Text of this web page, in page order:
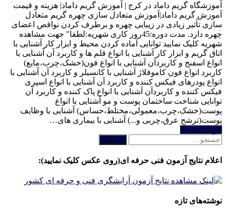
آموزشگاه گریم داماد در کرج | آموزش گریم داماد| هزینه و قیمت
آموزش گریم داماد|آموزش متعادل سازی چهره گریم متعادل
سازی تأثیر زیادی در زیبایی چهره و برطرف کردن نواقص اعضای
چهره دارد. مدت دوره:45روز کاری شهریه:لطفا" جهت مشاهده
شهریه کلیک نمایید توانایی آماده کردن محیط و ابزار کار آشنایی با
اتاق گریم و ابزار کار آشنایی با انواع قلم ها و کاربرد آن آشنایی با
انواع اسفنج و کاربردآن آشنایی با انواع فون(خشک،چرب،مایع)
کاربرد انواع فون کاموفلاژ آشنایی با کانسیلر و کاربرد آن آشنایی با
انواع پودرهای فیکس کننده و کاربرد آن آشنایی با انواع اسپری
فیکس کننده و کاربردآن آشنایی با انواع پاک کننده و کاربرد آن
توانایی شناخت ساختمان پوست و مو آشنایی با انواع
پوست(خشک،چرب،معمولی،مختلط،حساس) آشنایی با وظایف
پوست(ترشح عرق،چربی و...) آشنایی با بیماری های…
جستجو
اعلام نتایج آزمون فنی حرفه ای(روی عکس کلیک نمایید):
نوشته‌های تازه